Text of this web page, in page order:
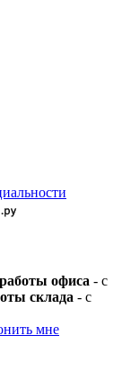
офиса - с
склада - с
мне